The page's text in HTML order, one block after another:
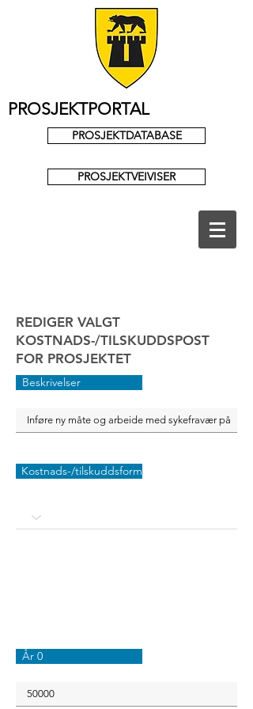
PROSJEKTPORTAL
PROSJEKTDATABASE
PROSJEKTVEIVISER
REDIGER VALGT
KOSTNADS-/TILSKUDDSPOST
FOR PROSJEKTET
Beskrivelser
Kostnads-/tilskuddsform
År 0